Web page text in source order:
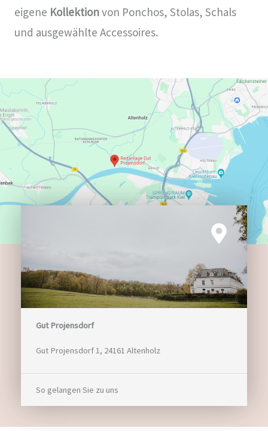
eigene Kollektionvon Ponchos, Stolas, Schals
und ausgewählte Accessoires.
Gut Projensdorf
Gut Projensdorf 1, 24161 Altenholz
So gelangen Sie zu uns